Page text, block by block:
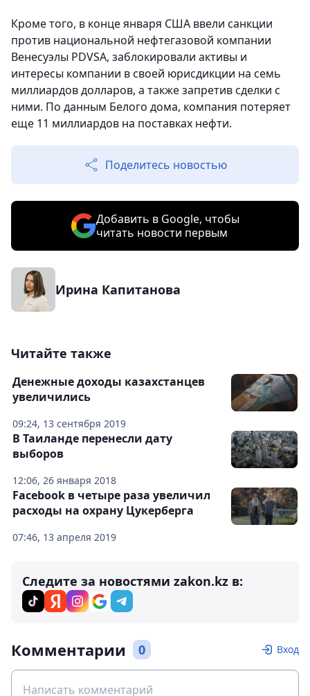
Кроме того, в конце января США ввели санкции
против национальной нефтегазовой компании
Венесуэлы PDVSA, заблокировали активы и
интересы компании в своей юрисдикции на семь
миллиардов долларов, а также запретив сделки с
ними. По данным Белого дома, компания потеряет
еще 11 миллиардов на поставках нефти.
Поделитесь новостью
Добавить в Google, чтобы
читать новости первым
Ирина Капитанова
Читайте также
09:24, 13 сентября 2019
Денежные доходы казахстанцев
увеличились
12:06, 26 января 2018
В Таиланде перенесли дату
выборов
07:46, 13 апреля 2019
Facebook в четыре раза увеличил
расходы на охрану Цукерберга
Следите за новостями zakon.kz в:
Комментарии 0 Вход